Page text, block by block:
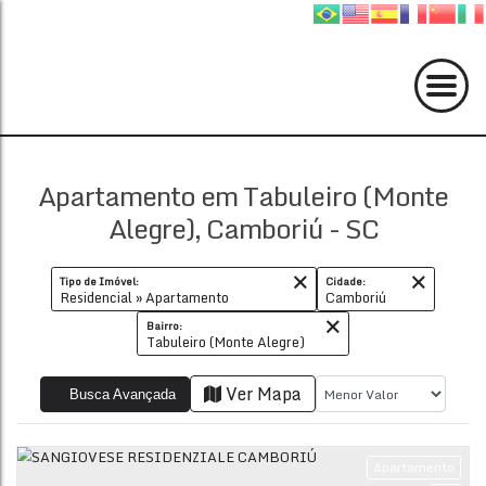
Apartamento em Tabuleiro (Monte
Alegre), Camboriú - SC
Tipo de Imóvel:
Residencial » Apartamento
Cidade:
Bairro:
Tabuleiro (Monte Alegre)
Busca Avançada Ver Mapa